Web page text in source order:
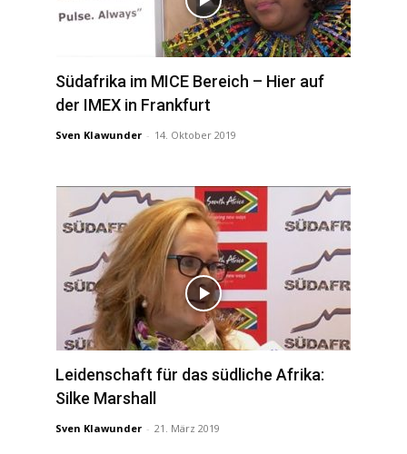
Südafrika im MICE Bereich – Hier auf
der IMEX in Frankfurt
Sven Klawunder - 14. Oktober 2019
Leidenschaft für das südliche Afrika:
Silke Marshall
Sven Klawunder - 21. März 2019